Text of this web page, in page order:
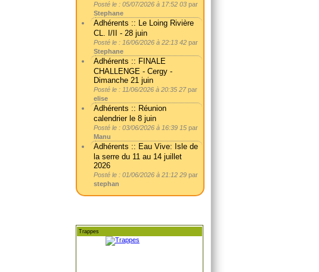
Posté le : 05/07/2026 à 17:52 03 par
Stephane
Adhérents :: Le Loing Rivière
CL. I/II - 28 juin
Posté le : 16/06/2026 à 22:13 42 par
Stephane
Adhérents :: FINALE
CHALLENGE - Cergy -
Dimanche 21 juin
Posté le : 11/06/2026 à 20:35 27par
elise
Adhérents :: Réunion
calendrier le 8 juin
Posté le : 03/06/2026 à 16:39 15 par
Manu
Adhérents :: Eau Vive: Isle de
la serre du 11 au 14 juillet
2026
Posté le : 01/06/2026 à 21:12 29 par
stephan
Trappes